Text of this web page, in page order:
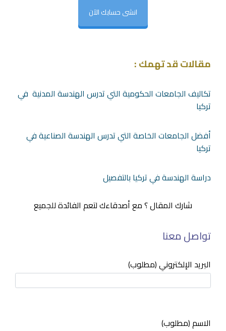
انشى حسابك الآن
مقالات قد تهمك :
تكاليف الجامعات الحكومية التي تدرس الهندسة المدنية في
تركيا
أفضل الجامعات الخاصة التي تدرس الهندسة الصناعية في
تركيا
دراسة الهندسة في تركيا بالتفصيل
شارك المقال ؟ مع أصدقاءك لتعم الفائدة للجميع
تواصل معنا
البريد الإلكتروني (مطلوب)
الاسم (مطلوب)